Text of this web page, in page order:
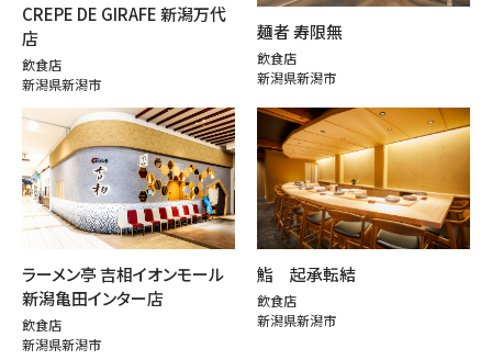
CREPE DE GIRAFE 新潟万代
店
飲食店
新潟県新潟市
麺者 寿限無
飲食店
新潟県新潟市
ラーメン亭 吉相イオンモール
新潟亀田インター店
飲食店
新潟県新潟市
鮨 起承転結
飲食店
新潟県新潟市